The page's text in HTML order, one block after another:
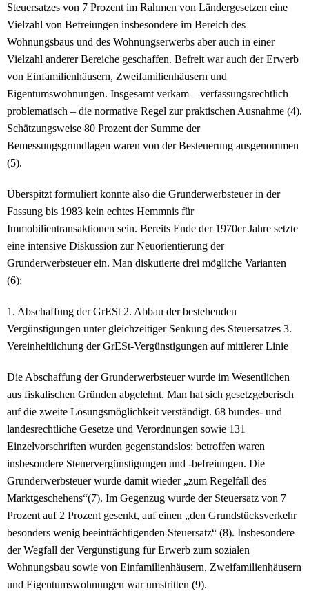
Steuersatzes von 7 Prozent im Rahmen von Ländergesetzen eine
Vielzahl von Befreiungen insbesondere im Bereich des
Wohnungsbaus und des Wohnungserwerbs aber auch in einer
Vielzahl anderer Bereiche geschaffen. Befreit war auch der Erwerb
von Einfamilienhäusern, Zweifamilienhäusern und
Eigentumswohnungen. Insgesamt verkam – verfassungsrechtlich
problematisch – die normative Regel zur praktischen Ausnahme (4).
Schätzungsweise 80 Prozent der Summe der
Bemessungsgrundlagen waren von der Besteuerung ausgenommen
(5).
Überspitzt formuliert konnte also die Grunderwerbsteuer in der
Fassung bis 1983 kein echtes Hemmnis für
Immobilientransaktionen sein. Bereits Ende der 1970er Jahre setzte
eine intensive Diskussion zur Neuorientierung der
Grunderwerbsteuer ein. Man diskutierte drei mögliche Varianten
(6):
1. Abschaffung der GrESt 2. Abbau der bestehenden
Vergünstigungen unter gleichzeitiger Senkung des Steuersatzes 3.
Vereinheitlichung der GrESt-Vergünstigungen auf mittlerer Linie
Die Abschaffung der Grunderwerbsteuer wurde im Wesentlichen
aus fiskalischen Gründen abgelehnt. Man hat sich gesetzgeberisch
auf die zweite Lösungsmöglichkeit verständigt. 68 bundes- und
landesrechtliche Gesetze und Verordnungen sowie 131
Einzelvorschriften wurden gegenstandslos; betroffen waren
insbesondere Steuervergünstigungen und -befreiungen. Die
Grunderwerbsteuer wurde damit wieder „zum Regelfall des
Marktgeschehens“(7). Im Gegenzug wurde der Steuersatz von 7
Prozent auf 2 Prozent gesenkt, auf einen „den Grundstücksverkehr
besonders wenig beeinträchtigenden Steuersatz“ (8). Insbesondere
der Wegfall der Vergünstigung für Erwerb zum sozialen
Wohnungsbau sowie von Einfamilienhäusern, Zweifamilienhäusern
und Eigentumswohnungen war umstritten (9).